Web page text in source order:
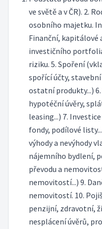
ve světě a v ČR). 2.
osobního majetku.
Finanční, kapitálové
investičního
riziku. 5. Spoření
spořící účty,
ostatní produkty...)
hypotéční úvěry,
leasing...) 7.
fondy, podílové
výhody a nevýhody
nájemního bydlení,
převodu a
nemovitostí...) 9.
nemovitostí. 10.
penzijní, zdravotní,
nesplácení úvěrů,